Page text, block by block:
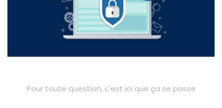
Pour toute question, c'est ici que ça se passe